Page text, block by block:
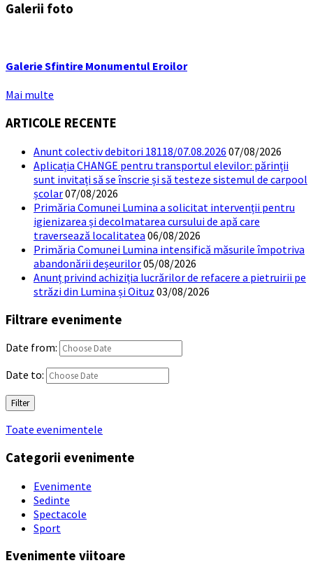
Galerii foto
Galerie Sfintire Monumentul Eroilor
Mai multe
ARTICOLE RECENTE
Anunt colectiv debitori 18118/07.08.2026 07/08/2026
Aplicația CHANGE pentru transportul elevilor: părinții
sunt invitați să se înscrie și să testeze sistemul de carpool
școlar07/08/2026
Primăria Comunei Lumina a solicitat intervenții pentru
igienizarea și decolmatarea cursului de apă care
traversează localitatea 06/08/2026
Primăria Comunei Lumina intensifică măsurile împotriva
abandonării deșeurilor05/08/2026
Anunț privind achiziția lucrărilor de refacere a pietruirii pe
străzi din Lumina și Oituz 03/08/2026
Filtrare evenimente
Date from:
Date to:
Filter
Toate evenimentele
Categorii evenimente
Evenimente
Sedinte
Spectacole
Sport
Evenimente viitoare